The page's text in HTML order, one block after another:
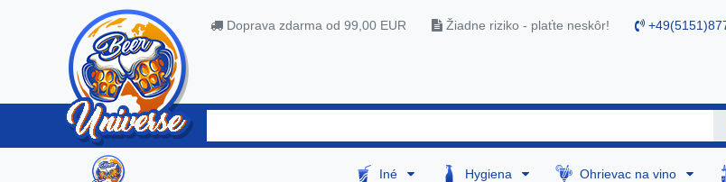
Doprava zdarma od 99,00 EUR Žiadne riziko - plaťte neskôr!
Iné Hygiena Ohrievac na vino